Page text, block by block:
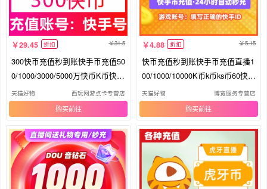
29.45 折扣 31.5
300快币充值秒到账快手币充值50
0/1000/3000/5000万快币K币快s
币
天猫好物 西玩网游点卡专营店
购买
4.88 折扣 5.15
快币充值秒到账快手币充值直播1
00/1000/10000K币k币ks币60快手
币
天猫好物 博宽服务专营店
购买